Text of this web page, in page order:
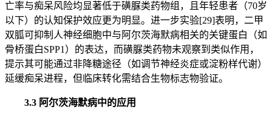
亡率与痴呆风险均显著低于磺脲类药物组，且年轻患者（70岁
以下）的认知保护效应更为明显。进一步实验[29]表明，二甲
双胍可抑制人神经细胞中与阿尔茨海默病相关的关键蛋白（如
骨桥蛋白SPP1）的表达，而磺脲类药物未观察到类似作用，
提示其可能通过非降糖途径（如调节神经炎症或淀粉样代谢）
延缓痴呆进程，但临床转化需结合生物标志物验证。
3.3 阿尔茨海默病中的应用